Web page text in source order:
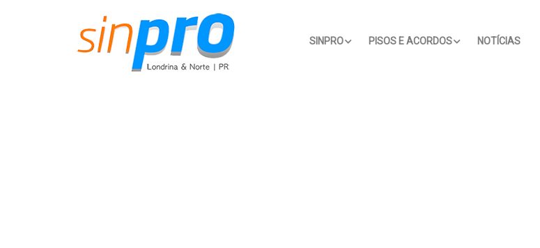
SINPRO PISOS E ACORDOS NOTÍCIAS